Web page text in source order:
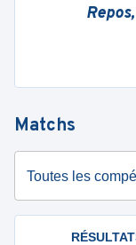
Matchs
Toutes les